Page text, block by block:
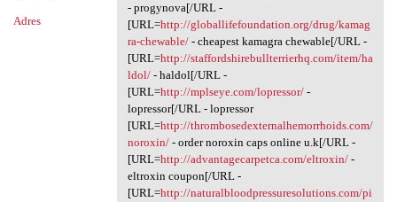
Adres
- progynova[/URL -
[URL=http://globallifefoundation.org/drug/kamag
ra-chewable/- cheapest kamagra chewable[/URL -
[URL=http://staffordshirebullterrierhq.com/item/ha
ldol/- haldol[/URL -
[URL=http://mplseye.com/lopressor/-
lopressor[/URL - lopressor
[URL=http://thrombosedexternalhemorrhoids.com/
noroxin/- order noroxin caps online u.k[/URL -
[URL=http://advantagecarpetca.com/eltroxin/-
eltroxin coupon[/URL -
[URL=http://naturalbloodpressuresolutions.com/pi